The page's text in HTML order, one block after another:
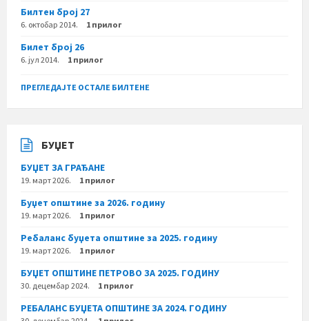
Билтен број 27
6. октобар 2014. 1 прилог
Билет број 26
6. јул 2014. 1 прилог
ПРЕГЛЕДАЈТЕ ОСТАЛЕ БИЛТЕНЕ
БУЏЕТ
БУЏЕТ ЗА ГРАЂАНЕ
19. март 2026. 1 прилог
Буџет општине за 2026. годину
19. март 2026. 1 прилог
Ребаланс буџета општине за 2025. годину
19. март 2026. 1 прилог
БУЏЕТ ОПШТИНЕ ПЕТРОВО ЗА 2025. ГОДИНУ
30. децембар 2024. 1 прилог
РЕБАЛАНС БУЏЕТА ОПШТИНЕ ЗА 2024. ГОДИНУ